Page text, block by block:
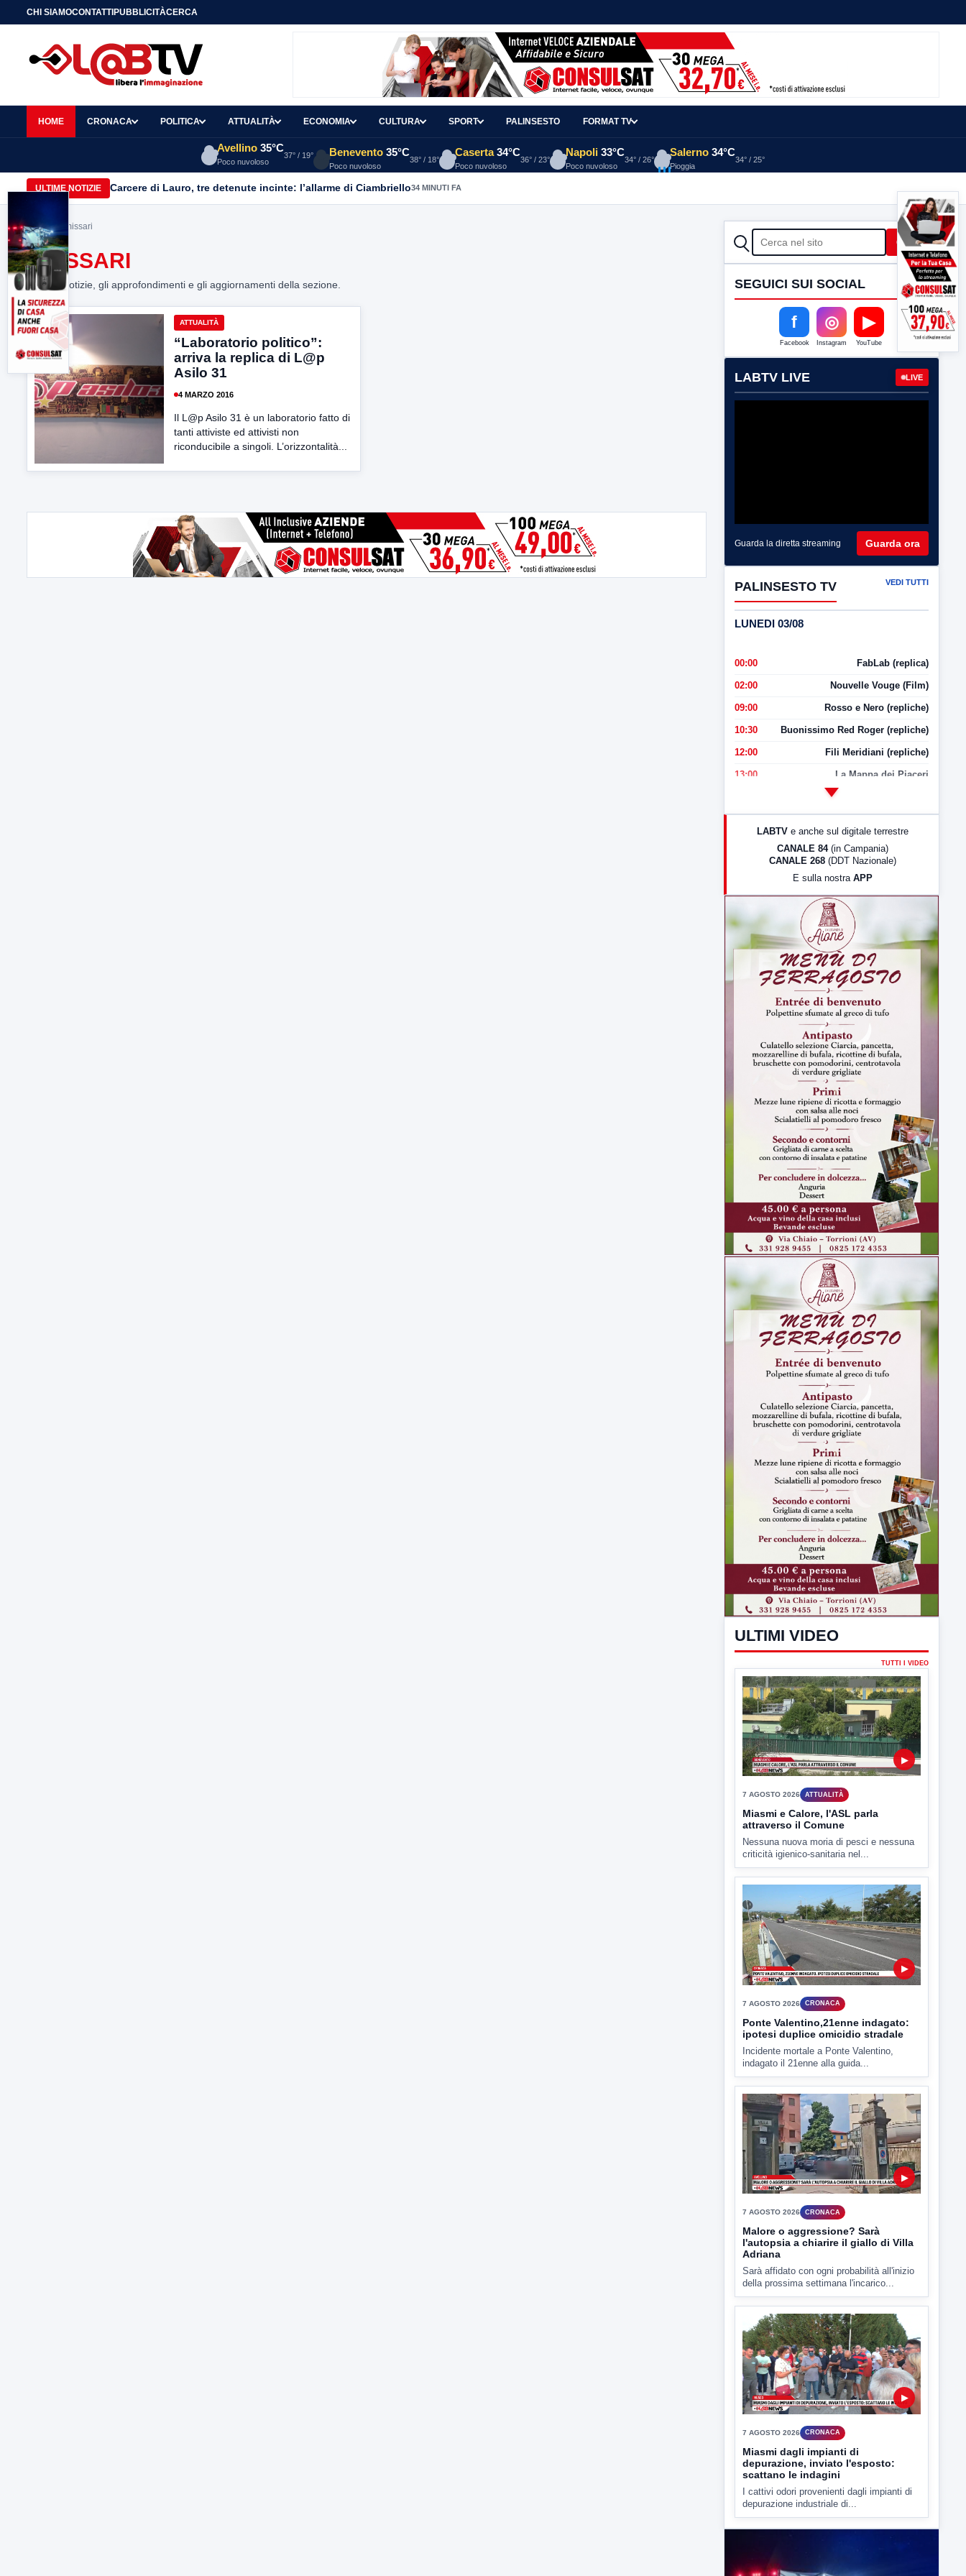
CHI SIAMOCONTATTIPUBBLICITÀCERCA
HOME CRONACA POLITICA ATTUALITÀ ECONOMIA CULTURA SPORT PALINSESTO FORMAT TV
Avellino 35°C
Poco nuvoloso
37° / 19° Benevento 35°C
Poco nuvoloso
38° / 18°
Caserta 34°C
Poco nuvoloso
36° / 23°
Napoli 33°C
Poco nuvoloso
34° / 26°
Salerno 34°C
Pioggia
34° / 25°
ULTIME NOTIZIE Carcere di Lauro, tre detenute incinte: l’allarme di Ciambriello34 MINUTI FA
Home> emissari
EMISSARI
Tutte le notizie, gli approfondimenti e gli aggiornamenti della sezione.
ATTUALITÀ
“Laboratorio politico”:
arriva la replica di L@p
Asilo 31
4 MARZO 2016
Il L@p Asilo 31 è un laboratorio fatto di
tanti attiviste ed attivisti non
riconducibile a singoli. L’orizzontalità...
CERCA Cerca
SEGUICI SUI SOCIAL
f
Facebook
◎
Instagram
▶
YouTube
LABTV LIVE LIVE
Guarda la diretta streaming Guarda ora
PALINSESTO TV VEDI TUTTI
LUNEDI 03/08
00:00 FabLab (replica)
02:00 Nouvelle Vouge (Film)
09:00 Rosso e Nero (repliche)
10:30 Buonissimo Red Roger (repliche)
12:00 Fili Meridiani (repliche)
13:00 La Mappa dei Piaceri
LabNews (Diretta)
LabNews (replica)
LABTV e anche sul digitale terrestre
CANALE 84 (in Campania)
CANALE 268 (DDT Nazionale)
E sulla nostra APP
ULTIMI VIDEO
TUTTI I VIDEO
Miasmi e Calore, l'ASL parla
attraverso il Comune
Nessuna nuova moria di pesci e nessuna
criticità igienico-sanitaria nel...
▶
Ponte Valentino,21enne indagato:
ipotesi duplice omicidio stradale
Incidente mortale a Ponte Valentino,
indagato il 21enne alla guida...
Malore o aggressione? Sarà
l'autopsia a chiarire il giallo di Villa
Adriana
Sarà affidato con ogni probabilità all'inizio
della prossima settimana l'incarico...
▶
Miasmi dagli impianti di
depurazione, inviato l'esposto:
scattano le indagini
I cattivi odori provenienti dagli impianti di
depurazione industriale di...